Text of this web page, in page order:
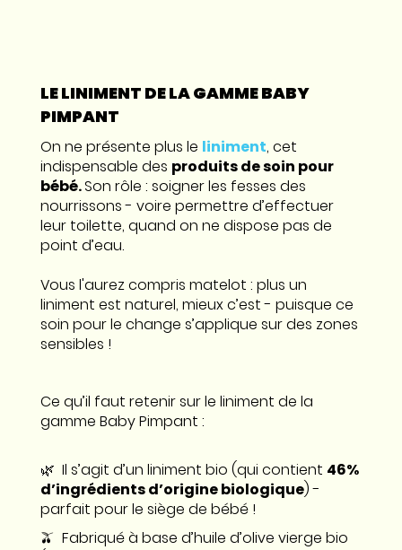
LE LINIMENT DE LA GAMME BABY
PIMPANT
On ne présente plus le liniment, cet
indispensable des produits de soin pour
bébé.Son rôle : soigner les fesses des
nourrissons - voire permettre d’effectuer
leur toilette, quand on ne dispose pas de
point d’eau.
Vous l'aurez compris matelot : plus un
liniment est naturel, mieux c’est - puisque ce
soin pour le change s’applique sur des zones
sensibles !
Ce qu’il faut retenir sur le liniment de la
gamme Baby Pimpant :
🌿 Il s’agit d’un liniment bio (qui contient 46%
d’ingrédients d’origine biologique) -
parfait pour le siège de bébé !
🫒 Fabriqué à base d’huile d’olive vierge bio